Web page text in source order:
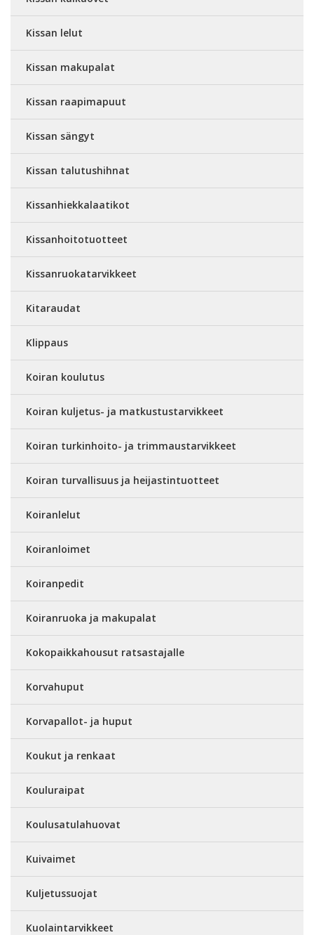
Kissan lelut
Kissan makupalat
Kissan raapimapuut
Kissan sängyt
Kissan talutushihnat
Kissanhiekkalaatikot
Kissanhoitotuotteet
Kissanruokatarvikkeet
Kitaraudat
Klippaus
Koiran koulutus
Koiran kuljetus- ja matkustustarvikkeet
Koiran turkinhoito- ja trimmaustarvikkeet
Koiran turvallisuus ja heijastintuotteet
Koiranlelut
Koiranloimet
Koiranpedit
Koiranruoka ja makupalat
Kokopaikkahousut ratsastajalle
Korvahuput
Korvapallot- ja huput
Koukut ja renkaat
Kouluraipat
Koulusatulahuovat
Kuivaimet
Kuljetussuojat
Kuolaintarvikkeet